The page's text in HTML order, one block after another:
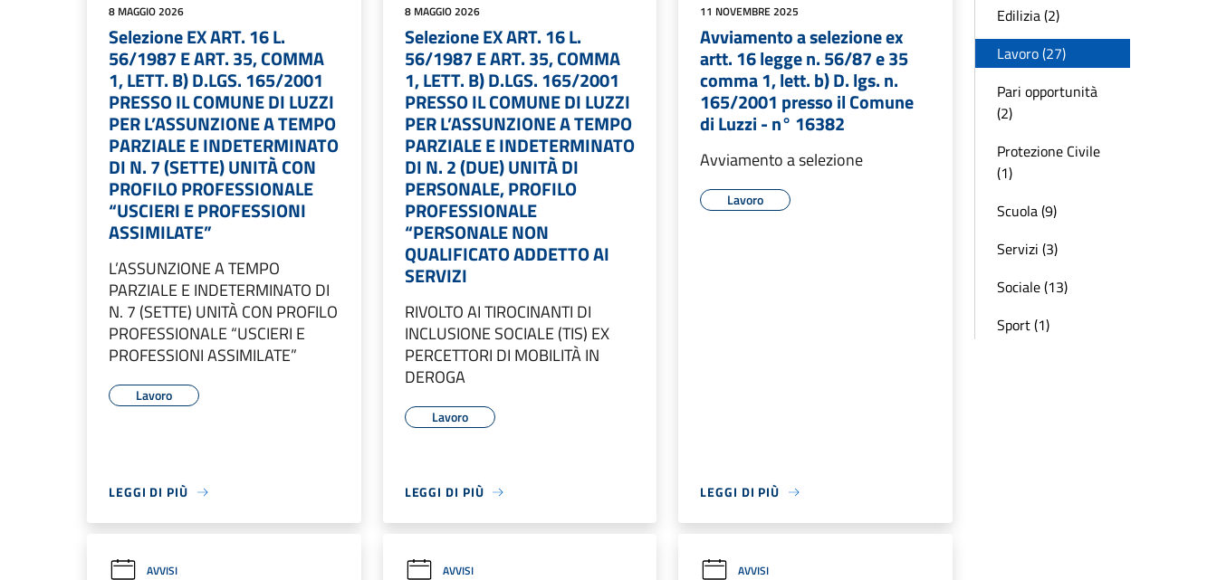
8 MAGGIO 2026
Selezione EX ART. 16 L.
56/1987 E ART. 35, COMMA
1, LETT. B) D.LGS. 165/2001
PRESSO IL COMUNE DI LUZZI
PER L’ASSUNZIONE A TEMPO
PARZIALE E INDETERMINATO
DI N. 7 (SETTE) UNITÀ CON
PROFILO PROFESSIONALE
“USCIERI E PROFESSIONI
ASSIMILATE”
L’ASSUNZIONE A TEMPO
PARZIALE E INDETERMINATO DI
N. 7 (SETTE) UNITÀ CON PROFILO
PROFESSIONALE “USCIERI E
PROFESSIONI ASSIMILATE”
Lavoro
LEGGI DI PIÙ
8 MAGGIO 2026
Selezione EX ART. 16 L.
56/1987 E ART. 35, COMMA
1, LETT. B) D.LGS. 165/2001
PRESSO IL COMUNE DI LUZZI
PER L’ASSUNZIONE A TEMPO
PARZIALE E INDETERMINATO
DI N. 2 (DUE) UNITÀ DI
PERSONALE, PROFILO
PROFESSIONALE
“PERSONALE NON
QUALIFICATO ADDETTO AI
SERVIZI
RIVOLTO AI TIROCINANTI DI
INCLUSIONE SOCIALE (TIS) EX
PERCETTORI DI MOBILITÀ IN
DEROGA
Lavoro
LEGGI DI PIÙ
11 NOVEMBRE 2025
Avviamento a selezione ex
artt. 16 legge n. 56/87 e 35
comma 1, lett. b) D. lgs. n.
165/2001 presso il Comune
di Luzzi - n° 16382
Avviamento a selezione
Lavoro
LEGGI DI PIÙ
AVVISI AVVISI AVVISI
Edilizia (2)
Lavoro (27)
Pari opportunità
(2)
Protezione Civile
(1)
Scuola (9)
Servizi (3)
Sociale (13)
Sport (1)